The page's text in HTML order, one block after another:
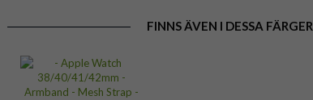
FINNS ÄVEN I DESSA FÄRGER